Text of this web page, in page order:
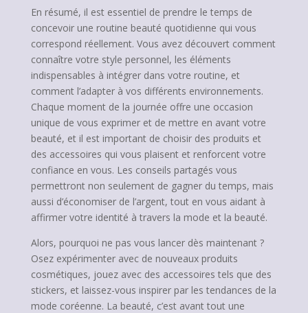
En résumé, il est essentiel de prendre le temps de
concevoir une routine beauté quotidienne qui vous
correspond réellement. Vous avez découvert comment
connaître votre style personnel, les éléments
indispensables à intégrer dans votre routine, et
comment l’adapter à vos différents environnements.
Chaque moment de la journée offre une occasion
unique de vous exprimer et de mettre en avant votre
beauté, et il est important de choisir des produits et
des accessoires qui vous plaisent et renforcent votre
confiance en vous. Les conseils partagés vous
permettront non seulement de gagner du temps, mais
aussi d’économiser de l’argent, tout en vous aidant à
affirmer votre identité à travers la mode et la beauté.
Alors, pourquoi ne pas vous lancer dès maintenant ?
Osez expérimenter avec de nouveaux produits
cosmétiques, jouez avec des accessoires tels que des
stickers, et laissez-vous inspirer par les tendances de la
mode coréenne. La beauté, c’est avant tout une